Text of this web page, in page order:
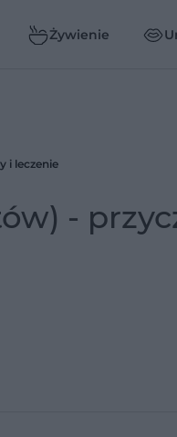
Żywienie
i leczenie
-